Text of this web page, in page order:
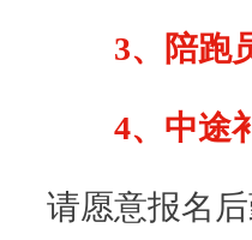
3、陪跑
4、中途
请愿意报名